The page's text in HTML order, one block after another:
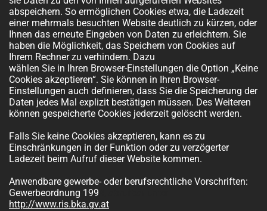
abspeichern. So ermöglichen Cookies etwa, die Ladezeit
einer mehrmals besuchten Website deutlich zu kürzen, oder
Ihnen das erneute Eingeben von Daten zu erleichtern. Sie
haben die Möglichkeit, das Speichern von Cookies auf
Ihrem Rechner zu verhindern. Dazu
wählen Sie in Ihren Browser-Einstellungen die Option „Keine
Cookies akzeptieren“. Sie können in Ihren Browser-
Einstellungen auch definieren, dass Sie die Speicherung der
Daten jedes Mal explizit bestätigen müssen. Des Weiteren
können gespeicherte Cookies jederzeit gelöscht werden.
Falls Sie keine Cookies akzeptieren, kann es zu
Einschränkungen in der Funktion oder zu verzögerter
Ladezeit beim Aufruf dieser Website kommen.
Anwendbare gewerbe- oder berufsrechtliche Vorschriften:
Gewerbeordnung 199
http://www.ris.bka.gv.at